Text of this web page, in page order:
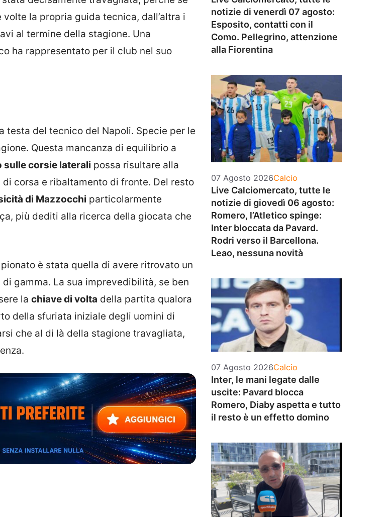
la propria guida tecnica, dall’altra i
al termine della stagione. Una
ha rappresentato per il club nel suo
del tecnico del Napoli. Specie per le
Questa mancanza di equilibrio a
sulle corsie laterali possa risultare alla
corsa e ribaltamento di fronte. Del resto
di Mazzocchi particolarmente
più dediti alla ricerca della giocata che
è stata quella di avere ritrovato un
gamma. La sua imprevedibilità, se ben
la chiave di volta della partita qualora
della sfuriata iniziale degli uomini di
che al di là della stagione travagliata,
notizie di venerdì 07 agosto:
Esposito, contatti con il
Como. Pellegrino, attenzione
alla Fiorentina
07 Agosto 2026Categorie
Calcio
Live Calciomercato, tutte le
notizie di giovedì 06 agosto:
Romero, l’Atletico spinge:
Inter bloccata da Pavard.
Rodri verso il Barcellona.
Leao, nessuna novità
07 Agosto 2026Categorie
Calcio
Inter, le mani legate dalle
uscite: Pavard blocca
Romero, Diaby aspetta e tutto
il resto è un effetto domino